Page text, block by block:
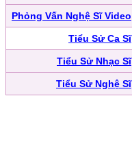
Phỏng Vấn Nghệ Sĩ Video
Tiểu Sử Ca Sĩ
Tiểu Sử Nhạc Sĩ
Tiểu Sử Nghệ Sĩ